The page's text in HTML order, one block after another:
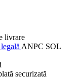
livrare
ANPC SOL
securizată